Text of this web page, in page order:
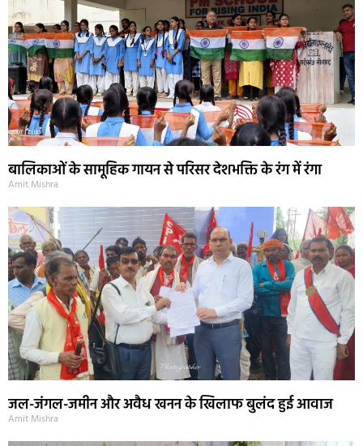
बालिकाओं के सामूहिक गायन से परिसर देशभक्ति के रंग में रंगा
Amit Mishra
जल-जंगल-जमीन और अवैध खनन के खिलाफ बुलंद हुई आवाज
Amit Mishra